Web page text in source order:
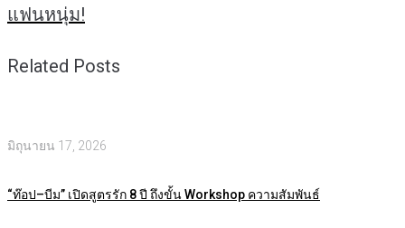
แฟนหนุ่ม!
Related Posts
มิถุนายน 17, 2026
“ท๊อป–บีม” เปิดสูตรรัก 8 ปี ถึงขั้น Workshop ความสัมพันธ์